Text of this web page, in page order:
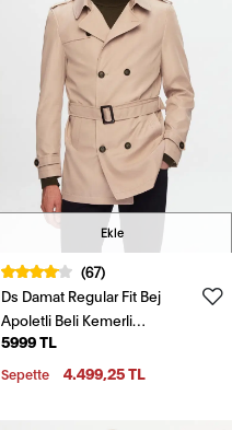
Ekle
(67)
Ds Damat Regular Fit Bej
Apoletli Beli Kemerli
Pardösü/Trenckot
5999 TL
Sepette 4.499,25 TL